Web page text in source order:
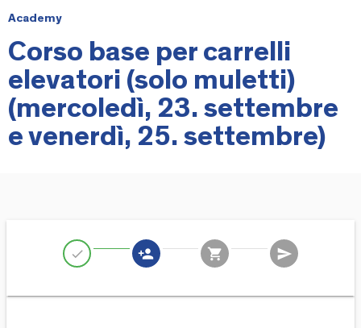
Academy
Corso base per carrelli
elevatori (solo muletti)
(mercoledì, 23. settembre
e venerdì, 25. settembre)
check person_add shopping_cart send